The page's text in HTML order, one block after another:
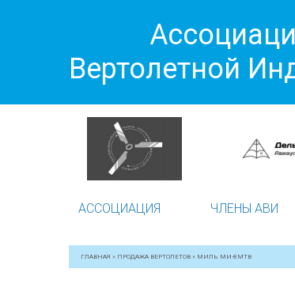
Вертолетной
АССОЦИАЦИЯ ЧЛЕНЫ АВИ
ГЛАВНАЯ » ПРОДАЖА ВЕРТОЛЕТОВ » МИЛЬ МИ-8МТВ